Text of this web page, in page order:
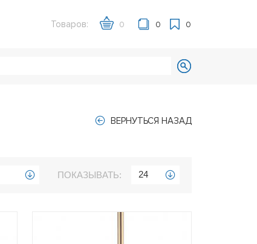
Товаров: 0 0 0
ВЕРНУТЬСЯ НАЗАД
ПОКАЗЫВАТЬ: 24